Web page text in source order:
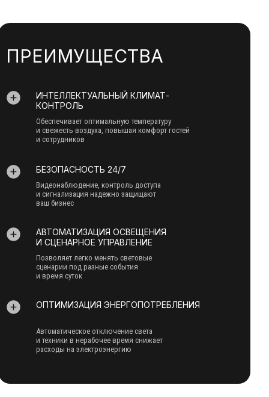
ИНТЕЛЛЕКТУАЛЬНЫЙ КЛИМАТ-
КОНТРОЛЬ
Обеспечивает оптимальную температуру
и свежесть воздуха, повышая комфорт гостей
и сотрудников
БЕЗОПАСНОСТЬ 24/7
Видеонаблюдение, контроль доступа
и сигнализация надежно защищают
ваш бизнес
АВТОМАТИЗАЦИЯ ОСВЕЩЕНИЯ
И СЦЕНАРНОЕ УПРАВЛЕНИЕ
Позволяет легко менять световые
сценарии под разные события
и время суток
ОПТИМИЗАЦИЯ ЭНЕРГОПОТРЕБЛЕНИЯ
Автоматическое отключение света
и техники в нерабочее время снижает
расходы на электроэнергию
ПРЕИМУЩЕСТВА
СИСТЕМЫ АВТОМАТИЗАЦИИ ПОЗВОЛЯЮТ ГОСТЯМ
ОБОРУДОВАНИЕМ ЧЕРЕЗ УДОБНОЕ ПРИЛОЖЕНИЕ